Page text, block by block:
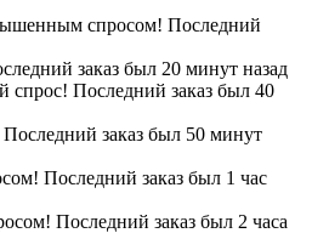
спросом! Последний
заказ был 20 минут назад
Последний заказ был 40
заказ был 50 минут
Последний заказ был 1 час
Последний заказ был 2 часа